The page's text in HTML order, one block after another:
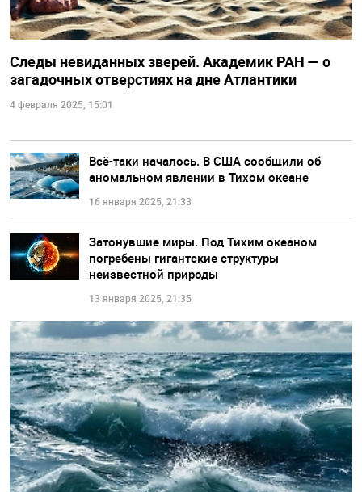
Следы невиданных зверей. Академик РАН — о
загадочных отверстиях на дне Атлантики
4 февраля 2025, 15:01
Всё-таки началось. В США сообщили об
аномальном явлении в Тихом океане
16 января 2025, 21:33
Затонувшие миры. Под Тихим океаном
погребены гигантские структуры
неизвестной природы
13 января 2025, 21:35